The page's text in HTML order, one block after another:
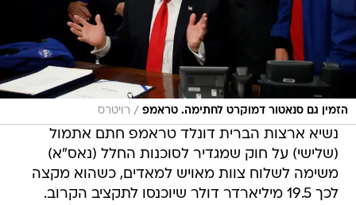
הזמין גם סנאטור דמוקרט לחתימה. טראמפ / רויטרס
נשיא ארצות הברית דונלד טראמפ חתם אתמול
(שלישי) על חוק שמגדיר לסוכנות החלל (נאס"א)
משימה לשלוח צוות מאויש למאדים, כשהוא מקצה
לכך 19.5 מיליארדר דולר שיוכנסו לתקציב הקרוב.